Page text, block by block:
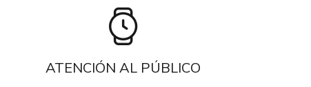
ATENCIÓN AL PÚBLICO